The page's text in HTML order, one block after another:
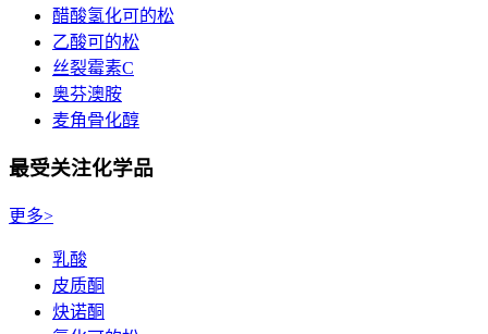
醋酸氢化可的松
乙酸可的松
丝裂霉素C
奥芬澳胺
麦角骨化醇
最受关注化学品
更多>
乳酸
皮质酮
炔诺酮